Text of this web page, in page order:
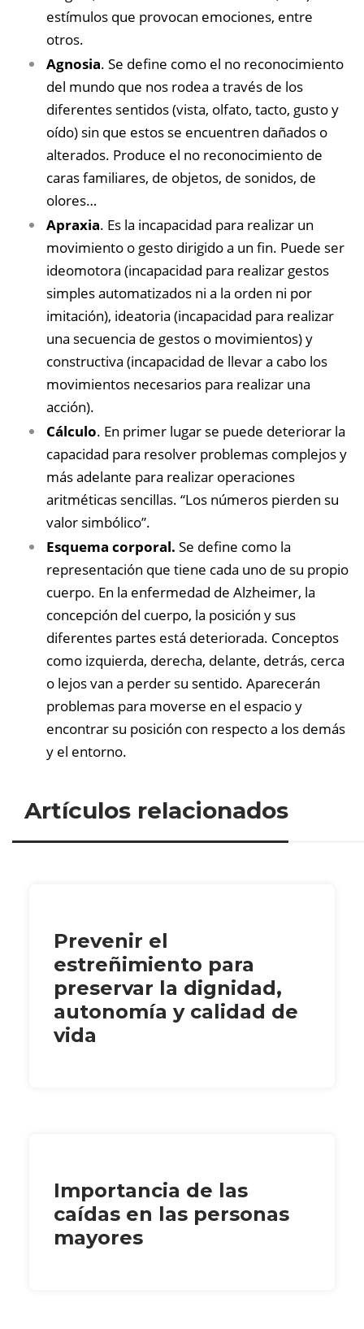
estímulos que provocan emociones, entre
otros.
Agnosia. Se define como el no reconocimiento
del mundo que nos rodea a través de los
diferentes sentidos (vista, olfato, tacto, gusto y
oído) sin que estos se encuentren dañados o
alterados. Produce el no reconocimiento de
caras familiares, de objetos, de sonidos, de
olores…
Apraxia. Es la incapacidad para realizar un
movimiento o gesto dirigido a un fin. Puede ser
ideomotora (incapacidad para realizar gestos
simples automatizados ni a la orden ni por
imitación), ideatoria (incapacidad para realizar
una secuencia de gestos o movimientos) y
constructiva (incapacidad de llevar a cabo los
movimientos necesarios para realizar una
acción).
Cálculo. En primer lugar se puede deteriorar la
capacidad para resolver problemas complejos y
más adelante para realizar operaciones
aritméticas sencillas. “Los números pierden su
valor simbólico”.
Esquema corporal. Se define como la
representación que tiene cada uno de su propio
cuerpo. En la enfermedad de Alzheimer, la
concepción del cuerpo, la posición y sus
diferentes partes está deteriorada. Conceptos
como izquierda, derecha, delante, detrás, cerca
o lejos van a perder su sentido. Aparecerán
problemas para moverse en el espacio y
encontrar su posición con respecto a los demás
y el entorno.
Artículos relacionados
Prevenir el
estreñimiento para
preservar la dignidad,
autonomía y calidad de
vida
Importancia de las
caídas en las personas
mayores